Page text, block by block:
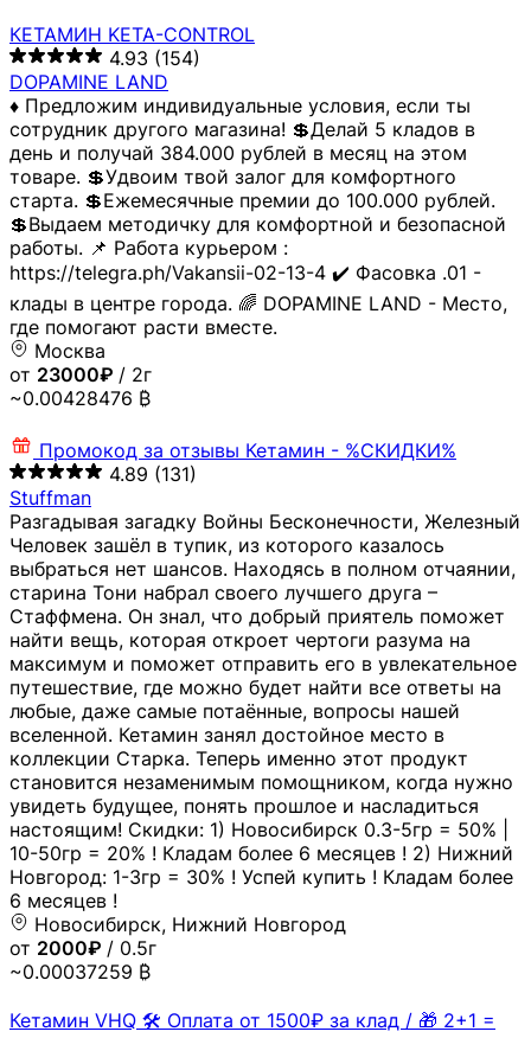
КЕТАМИН KETA-CONTROL
4.93 (154)
DOPAMINE LAND
♦️ Предложим индивидуальные условия, если ты
сотрудник другого магазина! 💲Делай 5 кладов в
день и получай 384.000 рублей в месяц на этом
товаре. 💲Удвоим твой залог для комфортного
старта. 💲Ежемесячные премии до 100.000 рублей.
💲Выдаем методичку для комфортной и безопасной
работы. 📌 Работа курьером :
https://telegra.ph/Vakansii-02-13-4 ✔️ Фасовка .01 -
клады в центре города. 🌈 DOPAMINE LAND - Место,
где помогают расти вместе.
Москва
от 23000₽ / 2г
~0.00428476 ₿
Промокод за отзывы Кетамин - %СКИДКИ%
4.89 (131)
Stuffman
Разгадывая загадку Войны Бесконечности, Железный
Человек зашёл в тупик, из которого казалось
выбраться нет шансов. Находясь в полном отчаянии,
старина Тони набрал своего лучшего друга –
Стаффмена. Он знал, что добрый приятель поможет
найти вещь, которая откроет чертоги разума на
максимум и поможет отправить его в увлекательное
путешествие, где можно будет найти все ответы на
любые, даже самые потаённые, вопросы нашей
вселенной. Кетамин занял достойное место в
коллекции Старка. Теперь именно этот продукт
становится незаменимым помощником, когда нужно
увидеть будущее, понять прошлое и насладиться
настоящим! Скидки: 1) Новосибирск 0.3-5гр = 50% |
10-50гр = 20% ! Кладам более 6 месяцев ! 2) Нижний
Новгород: 1-3гр = 30% ! Успей купить ! Кладам более
6 месяцев !
Новосибирск, Нижний Новгород
от 2000₽ / 0.5г
~0.00037259 ₿
Кетамин VHQ 🛠 Оплата от 1500₽ за клад / 🎁 2+1 =